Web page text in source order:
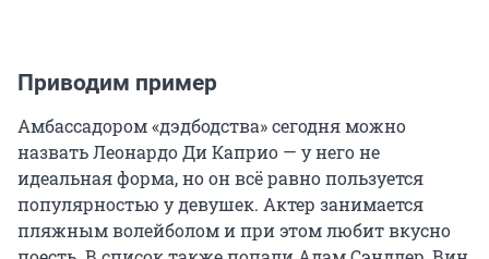
Приводим пример
Амбассадором «дэдбодства» сегодня можно
назвать Леонардо Ди Каприо — у него не
идеальная форма, но он всё равно пользуется
популярностью у девушек. Актер занимается
пляжным волейболом и при этом любит вкусно